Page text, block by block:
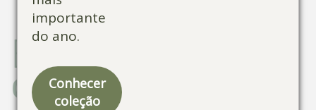
importante
do ano.
Conhecer
coleção
Escolha por
categoria: